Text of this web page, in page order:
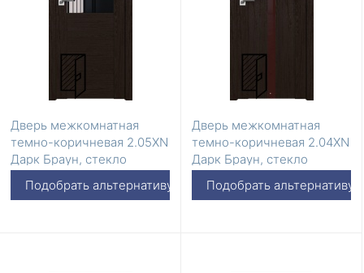
Дверь межкомнатная
темно-коричневая 2.05ХN
Дарк Браун, стекло
Подобрать альтернативу
Дверь межкомнатная
темно-коричневая 2.04ХN
Дарк Браун, стекло
Подобрать альтернативу